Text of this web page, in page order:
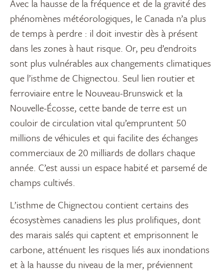
Avec la hausse de la fréquence et de la gravité des
phénomènes météorologiques, le Canada n’a plus
de temps à perdre : il doit investir dès à présent
dans les zones à haut risque. Or, peu d’endroits
sont plus vulnérables aux changements climatiques
que l’isthme de Chignectou. Seul lien routier et
ferroviaire entre le Nouveau-Brunswick et la
Nouvelle-Écosse, cette bande de terre est un
couloir de circulation vital qu’empruntent 50
millions de véhicules et qui facilite des échanges
commerciaux de 20 milliards de dollars chaque
année. C’est aussi un espace habité et parsemé de
champs cultivés.
L’isthme de Chignectou contient certains des
écosystèmes canadiens les plus prolifiques, dont
des marais salés qui captent et emprisonnent le
carbone, atténuent les risques liés aux inondations
et à la hausse du niveau de la mer, préviennent